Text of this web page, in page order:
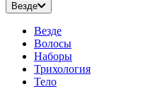
Везде
Везде
Волосы
Наборы
Трихология
Тело